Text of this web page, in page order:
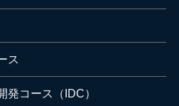
ス
発コース（IDC）